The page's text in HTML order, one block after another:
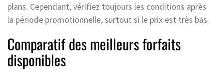
plans. Cependant, vérifiez toujours les conditions après
la période promotionnelle, surtout si le prix est très bas.
Comparatif des meilleurs forfaits
disponibles